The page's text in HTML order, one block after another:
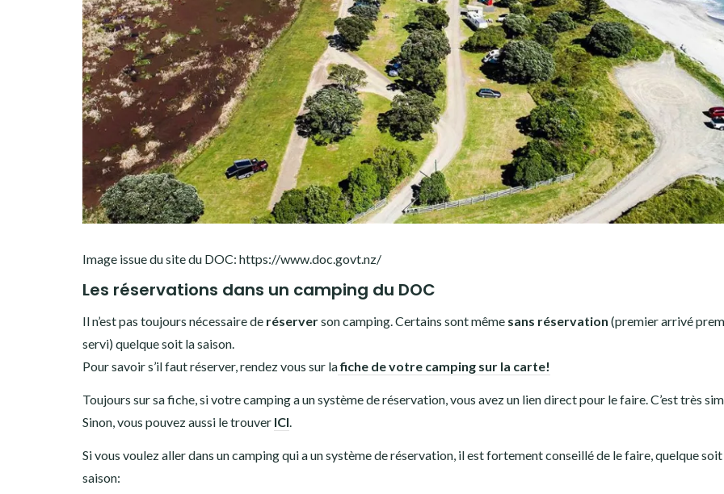
Image issue du site du DOC: https://www.doc.govt.nz/
Les réservations dans un camping du DOC
Il n’est pas toujours nécessaire de réserverson camping. Certains sont même sans réservation (premier arrivé
servi) quelque soit la saison.
Pour savoir s’il faut réserver, rendez vous sur lafiche de votre camping sur la carte!
Toujours sur sa fiche, si votre camping a un système de réservation, vous avez un lien direct pour le faire. C’est très
Sinon, vous pouvez aussi le trouver ICI.
Si vous voulez aller dans un camping qui a un système de réservation, il est fortement conseillé de le faire, quelque
saison: